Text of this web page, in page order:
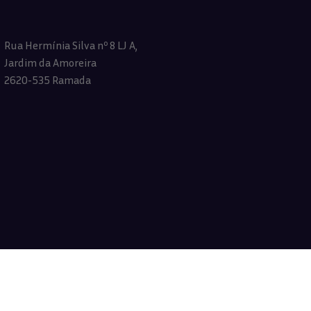
Rua Hermínia Silva nº 8 LJ A,
Jardim da Amoreira
2620-535 Ramada